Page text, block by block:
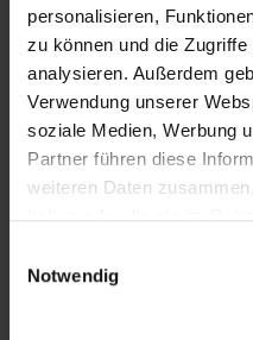
personalisieren,
zu können und die
analysieren. Außerdem
Verwendung unserer
soziale Medien, Werbung
Partner führen diese
weiteren Daten
haben oder die sie im
Notwendig
Produktgalerie
Varianten